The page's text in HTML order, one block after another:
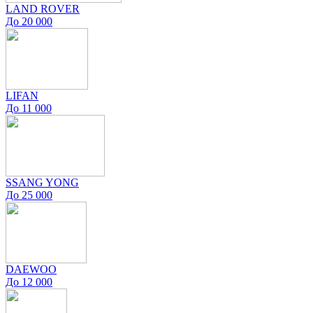
LAND ROVER
До 20 000
LIFAN
До 11 000
SSANG YONG
До 25 000
DAEWOO
До 12 000